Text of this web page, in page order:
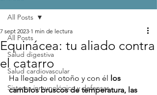
All Posts
Salud digestiva
Salud cardiovascular
Sistema inmunológico y defensas
All Posts
Equinácea: tu aliado contra
el catarro
7 sept 2023 1 min de lectura
Ha llegado el otoño y con él los
cambios bruscos de temperatura, las